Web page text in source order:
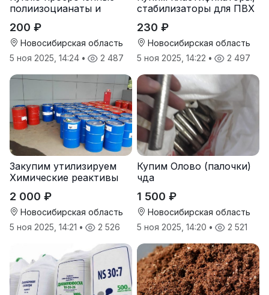
полиизоцианаты и
200 ₽
Новосибирская область
5 ноя 2025, 14:24 • 2 487
стабилизаторы для ПВХ
230 ₽
Новосибирская область
5 ноя 2025, 14:22 • 2 497
Закупим утилизируем
Химические реактивы
2 000 ₽
Новосибирская область
5 ноя 2025, 14:21 • 2 526
Купим Олово (палочки)
чда
1 500 ₽
Новосибирская область
5 ноя 2025, 14:20 • 2 521